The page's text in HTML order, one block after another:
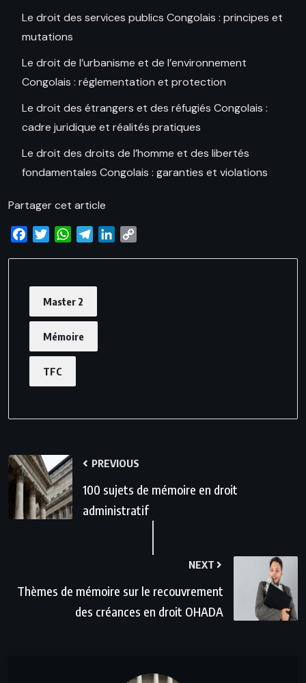
Le droit des services publics Congolais : principes et
mutations
Le droit de l’urbanisme et de l’environnement
Congolais : réglementation et protection
Le droit des étrangers et des réfugiés Congolais :
cadre juridique et réalités pratiques
Le droit des droits de l’homme et des libertés
fondamentales Congolais : garanties et violations
Partager cet article
FacebookTwitterWhatsApp
TelegramLinkedIn
Master 2
Mémoire
TFC
PREVIOUS
100 sujets de mémoire en droit
administratif
NEXT
Thèmes de mémoire sur le recouvrement
des créances en droit OHADA